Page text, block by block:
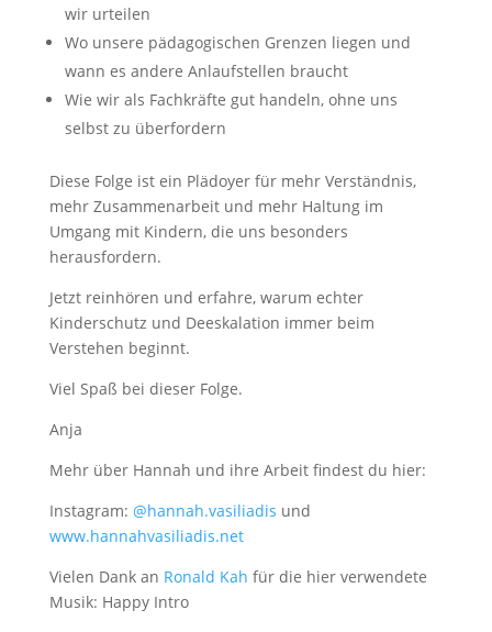
wir urteilen
Wo unsere pädagogischen Grenzen liegen und
wann es andere Anlaufstellen braucht
Wie wir als Fachkräfte gut handeln, ohne uns
selbst zu überfordern
Diese Folge ist ein Plädoyer für mehr Verständnis,
mehr Zusammenarbeit und mehr Haltung im
Umgang mit Kindern, die uns besonders
herausfordern.
Jetzt reinhören und erfahre, warum echter
Kinderschutz und Deeskalation immer beim
Verstehen beginnt.
Viel Spaß bei dieser Folge.
Anja
Mehr über Hannah und ihre Arbeit findest du hier:
Instagram: @hannah.vasiliadis und
www.hannahvasiliadis.net
Vielen Dank an Ronald Kah für die hier verwendete
Musik: Happy Intro